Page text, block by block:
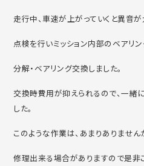
走行中、車速が上がっていくと異音が
点検を行いミッション内部のベアリ
分解・ベアリング交換しました。
交換時費用が抑えられるので、一緒
した。
このような作業は、あまりありませ
修理出来る場合がありますので是非ご